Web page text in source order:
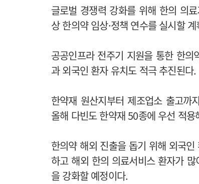
글로벌 경쟁력 강화를 위해 한의 의
상 한의약 임상·정책 연수를 실시할
공공인프라 전주기 지원을 통한 한
과 외국인 환자 유치도 적극 추진된다.
한약재 원산지부터 제조업소 출고까
올해 다빈도 한약재 50종에 우선 적용
한의약 해외 진출을 돕기 위해 외국
하고 해외 한의 의료서비스 환자가
을 강화할 예정이다.